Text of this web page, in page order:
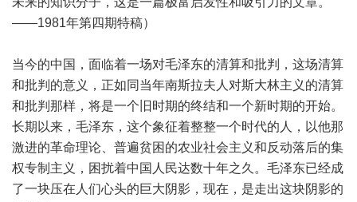
——1981年第四期特稿）
当今的中国，面临着一场对毛泽东的清算和批判，这场清算
和批判的意义，正如同当年南斯拉夫人对斯大林主义的清算
和批判那样，将是一个旧时期的终结和一个新时期的开始。
长期以来，毛泽东，这个象征着整整一个时代的人，以他那
激进的革命理论、普遍贫困的农业社会主义和反动落后的集
权专制主义，困扰着中国人民达数十年之久。毛泽东已经成
了一块压在人们心头的巨大阴影，现在，是走出这块阴影的